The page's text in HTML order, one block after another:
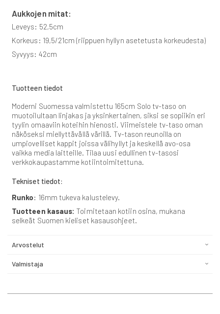
Aukkojen mitat:
Leveys: 52,5cm
Korkeus: 19,5/21cm (riippuen hyllyn asetetusta korkeudesta)
Syvyys: 42cm
Tuotteen tiedot
Moderni Suomessa valmistettu 165cm Solo tv-taso on
muotoilultaan linjakas ja yksinkertainen, siksi se sopiikin eri
tyylin omaaviin koteihin hienosti. Viimeistele tv-taso oman
näköseksi miellyttävällä värillä. Tv-tason reunoilla on
umpiovelliset kappit joissa välihyllyt ja keskellä avo-osa
vaikka media laitteille. Tilaa uusi edullinen tv-tasosi
verkkokaupastamme kotiintoimitettuna.
Tekniset tiedot:
Runko: 16mm tukeva kalustelevy.
Tuotteen kasaus: Toimitetaan kotiin osina, mukana
selkeät Suomen kieliset kasausohjeet.
Arvostelut
Valmistaja